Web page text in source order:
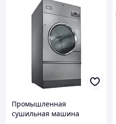
Промышленная
сушильная машина